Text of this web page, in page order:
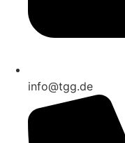
info@tgg.de